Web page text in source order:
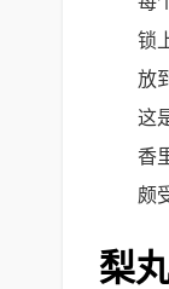
锁
放
这
香
颇
梨